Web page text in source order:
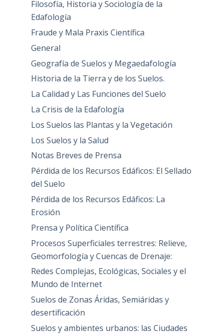
Filosofía, Historia y Sociología de la
Edafología
Fraude y Mala Praxis Científica
General
Geografía de Suelos y Megaedafología
Historia de la Tierra y de los Suelos.
La Calidad y Las Funciones del Suelo
La Crisis de la Edafología
Los Suelos las Plantas y la Vegetación
Los Suelos y la Salud
Notas Breves de Prensa
Pérdida de los Recursos Edáficos: El Sellado
del Suelo
Pérdida de los Recursos Edáficos: La
Erosión
Prensa y Política Científica
Procesos Superficiales terrestres: Relieve,
Geomorfología y Cuencas de Drenaje:
Redes Complejas, Ecológicas, Sociales y el
Mundo de Internet
Suelos de Zonas Áridas, Semiáridas y
desertificación
Suelos y ambientes urbanos: las Ciudades